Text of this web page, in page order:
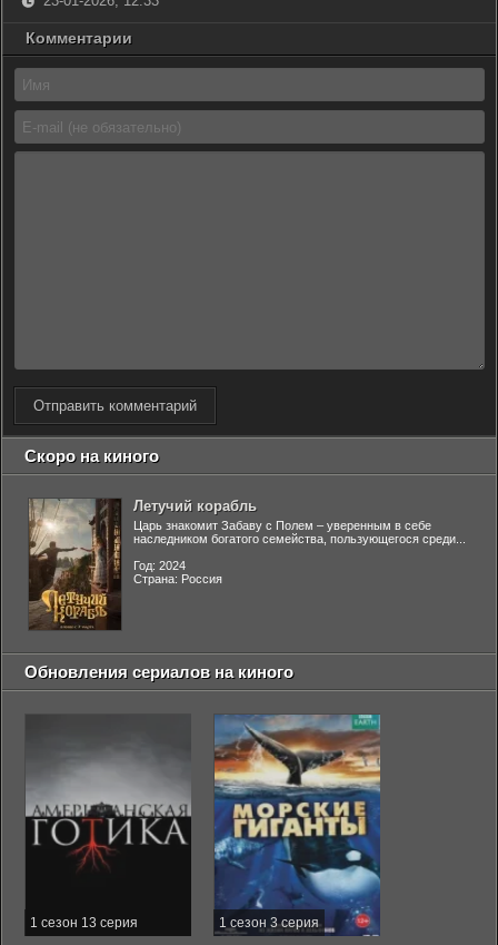
Комментарии
Отправить комментарий
Скоро на киного
Летучий корабль
Царь знакомит Забаву с Полем – уверенным в себе
наследником богатого семейства, пользующегося среди...
Год: 2024
Страна: Россия
Обновления сериалов на киного
1 сезон 13 серия 1 сезон 3 серия